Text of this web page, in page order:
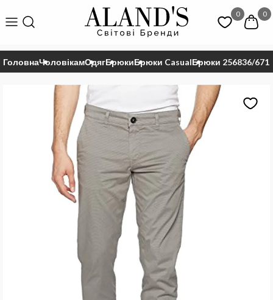
0 0
ГоловнаЧоловікамОдягБрюкиБрюки CasualБрюки 256836/